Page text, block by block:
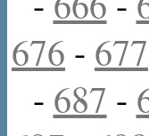
676 - 677
- 687 -